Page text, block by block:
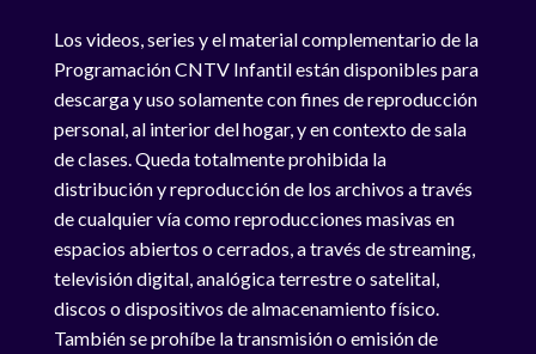
Los videos, series y el material complementario de la
Programación CNTV Infantil están disponibles para
descarga y uso solamente con fines de reproducción
personal, al interior del hogar, y en contexto de sala
de clases. Queda totalmente prohibida la
distribución y reproducción de los archivos a través
de cualquier vía como reproducciones masivas en
espacios abiertos o cerrados, a través de streaming,
televisión digital, analógica terrestre o satelital,
discos o dispositivos de almacenamiento físico.
También se prohíbe la transmisión o emisión de